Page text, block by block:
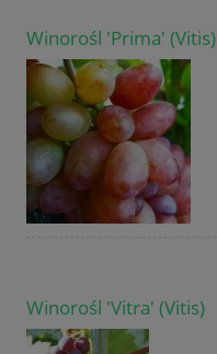
Winorośl 'Prima' (Vitis)
Winorośl 'Vitra' (Vitis)